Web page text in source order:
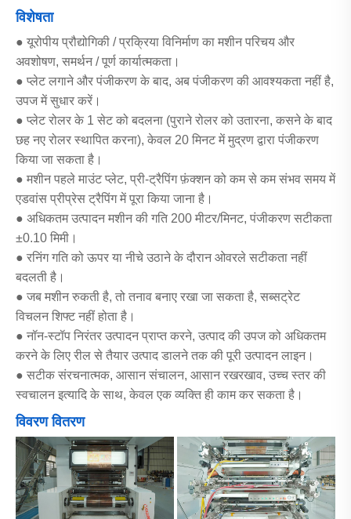
विशेषता
● यूरोपीय प्रौद्योगिकी / प्रक्रिया विनिर्माण का मशीन परिचय और
अवशोषण, समर्थन / पूर्ण कार्यात्मकता।
● प्लेट लगाने और पंजीकरण के बाद, अब पंजीकरण की आवश्यकता नहीं है,
उपज में सुधार करें।
● प्लेट रोलर के 1 सेट को बदलना (पुराने रोलर को उतारना, कसने के बाद
छह नए रोलर स्थापित करना), केवल 20 मिनट में मुद्रण द्वारा पंजीकरण
किया जा सकता है।
● मशीन पहले माउंट प्लेट, प्री-ट्रैपिंग फ़ंक्शन को कम से कम संभव समय में
एडवांस प्रीप्रेस ट्रैपिंग में पूरा किया जाना है।
● अधिकतम उत्पादन मशीन की गति 200 मीटर/मिनट, पंजीकरण सटीकता
±0.10 मिमी।
● रनिंग गति को ऊपर या नीचे उठाने के दौरान ओवरले सटीकता नहीं
बदलती है।
● जब मशीन रुकती है, तो तनाव बनाए रखा जा सकता है, सब्सट्रेट
विचलन शिफ्ट नहीं होता है।
● नॉन-स्टॉप निरंतर उत्पादन प्राप्त करने, उत्पाद की उपज को अधिकतम
करने के लिए रील से तैयार उत्पाद डालने तक की पूरी उत्पादन लाइन।
● सटीक संरचनात्मक, आसान संचालन, आसान रखरखाव, उच्च स्तर की
स्वचालन इत्यादि के साथ, केवल एक व्यक्ति ही काम कर सकता है।
विवरण वितरण